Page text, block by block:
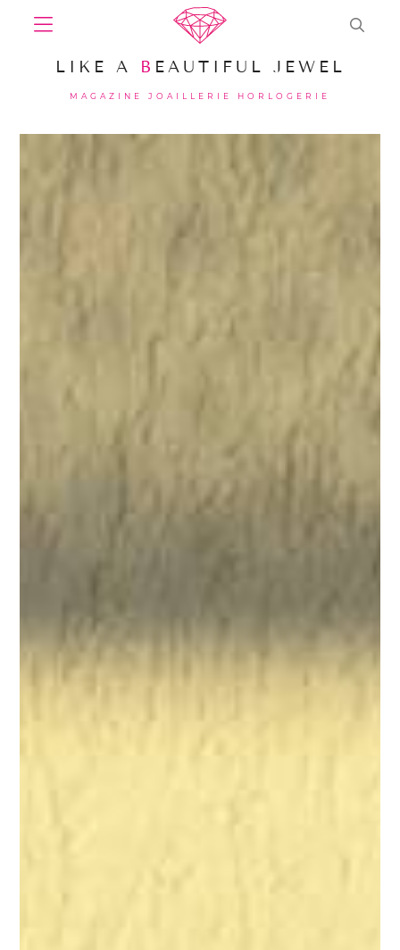
LIKE A B EAUTIFUL JEWEL
MAGAZINE JOAILLERIE HORLOGERIE